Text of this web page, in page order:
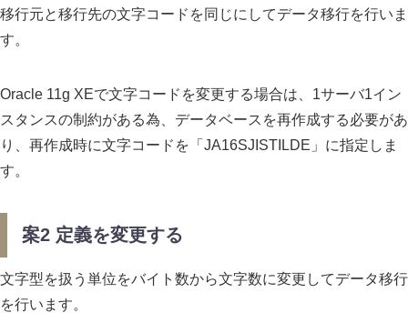
移行元と移行先の文字コードを同じにしてデータ移行を行いま
す。
Oracle 11g XEで文字コードを変更する場合は、1サーバ1イン
スタンスの制約がある為、データベースを再作成する必要があ
り、再作成時に文字コードを「JA16SJISTILDE」に指定しま
す。
案2 定義を変更する
文字型を扱う単位をバイト数から文字数に変更してデータ移行
を行います。